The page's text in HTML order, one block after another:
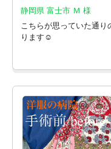
静岡県 富士市 Ｍ 様
こちらが思っていた通
ります☺️